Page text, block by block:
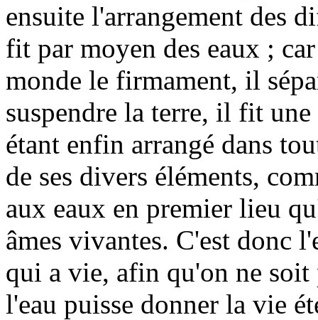
ensuite l'arrangement des
fit par moyen des eaux ;
monde le firmament, il
suspendre la terre, il fit
étant enfin arrangé dans
de ses divers éléments,
aux eaux en premier lieu
âmes vivantes. C'est donc
qui a vie, afin qu'on ne soit
l'eau puisse donner la vie